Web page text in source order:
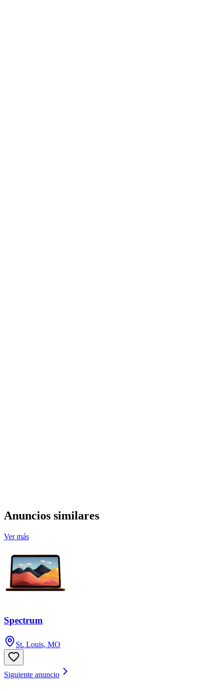
Anuncios similares
Ver más
Spectrum
St. Louis, MO
Siguiente anuncio